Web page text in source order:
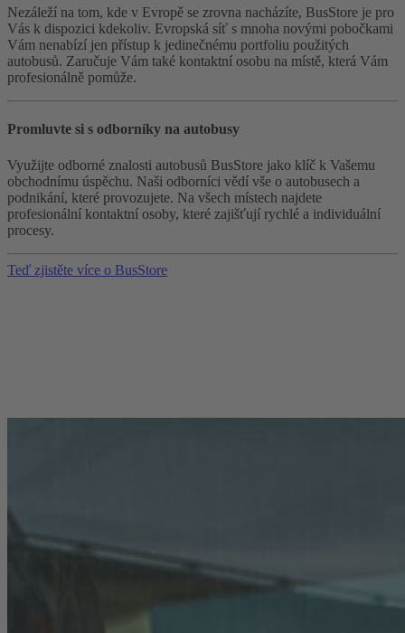
Nezáleží na tom, kde v Evropě se zrovna nacházíte, BusStore je pro
Vás k dispozici kdekoliv. Evropská síť s mnoha novými pobočkami
Vám nenabízí jen přístup k jedinečnému portfoliu použitých
autobusů. Zaručuje Vám také kontaktní osobu na místě, která Vám
profesionálně pomůže.
Promluvte si s odborníky na autobusy
Využijte odborné znalosti autobusů BusStore jako klíč k Vašemu
obchodnímu úspěchu. Naši odborníci vědí vše o autobusech a
podnikání, které provozujete. Na všech místech najdete
profesionální kontaktní osoby, které zajišťují rychlé a individuální
procesy.
Teď zjistěte více o BusStore